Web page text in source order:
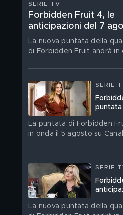
SERIE TV
Forbidden Fruit 4, le
anticipazioni del 7
La nuova puntata della
di Forbidden Fruit andrà in
SERIE
puntata
La puntata di Forbidden
in onda il 5 agosto su
SERIE
La nuova puntata della